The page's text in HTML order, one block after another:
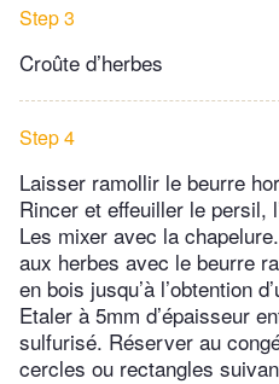
Step 3
Croûte d’herbes
Step 4
Laisser ramollir le beurre
Rincer et effeuiller le persil,
Les mixer avec la
aux herbes avec le beurre
en bois jusqu’à l’obtention
Etaler à 5mm d’épaisseur
sulfurisé. Réserver au
cercles ou rectangles